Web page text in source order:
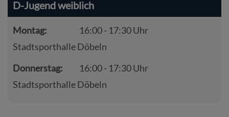
D-Jugend weiblich
Montag:
16:00 - 17:30 Uhr
Stadtsporthalle Döbeln
Donnerstag:
16:00 - 17:30 Uhr
Stadtsporthalle Döbeln